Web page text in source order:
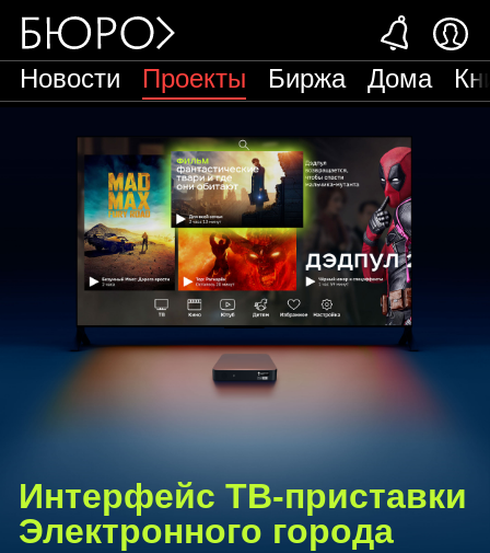
Новости Проекты Биржа Дома
ИнтерфейсТВ‑приставки
Электронного города